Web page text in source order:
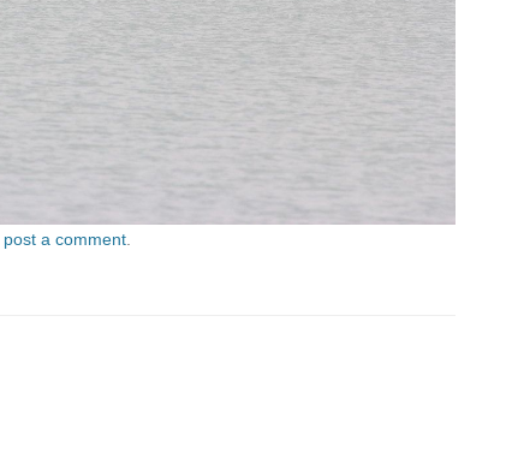
post a comment.